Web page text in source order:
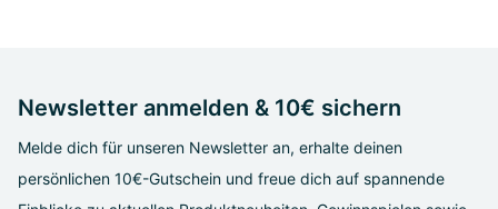
Newsletter anmelden & 10€ sichern
Melde dich für unseren Newsletter an, erhalte deinen
persönlichen 10€-Gutschein und freue dich auf spannende